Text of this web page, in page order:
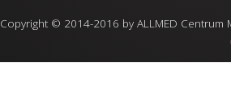
Copyright © 2014-2016 by ALLMED